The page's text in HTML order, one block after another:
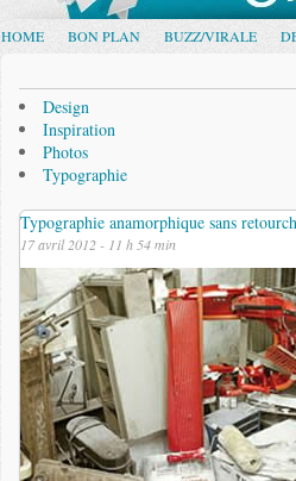
HOME BON PLAN BUZZ/VIRALE
Design
Inspiration
Photos
Typographie
Typographie anamorphique sans
17 avril 2012 - 11 h 54 min